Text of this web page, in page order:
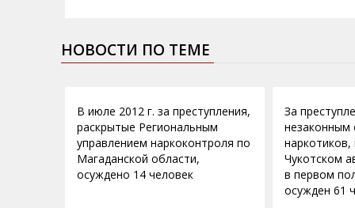
НОВОСТИ ПО ТЕМЕ
В июле 2012 г. за преступления,
раскрытые Региональным
управлением наркоконтроля по
Магаданской области,
осуждено 14 человек
За
Чукотском
в первом
осужден 61